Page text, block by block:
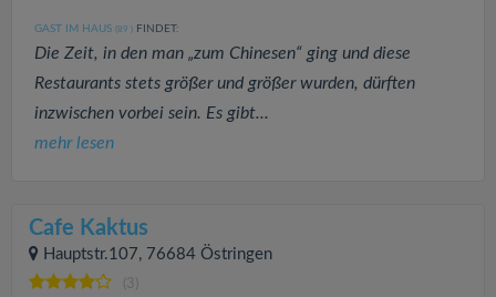
GAST IM HAUS (89 ) FINDET:
Die Zeit, in den man „zum Chinesen“ ging und diese
Restaurants stets größer und größer wurden, dürften
inzwischen vorbei sein. Es gibt...
mehr lesen
Cafe Kaktus
Hauptstr.107, 76684 Östringen
(3)